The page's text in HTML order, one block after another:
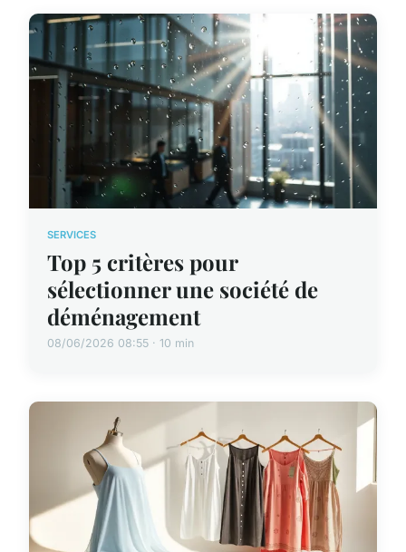
SERVICES
Top 5 critères pour
sélectionner une société de
déménagement
08/06/2026 08:55 · 10 min